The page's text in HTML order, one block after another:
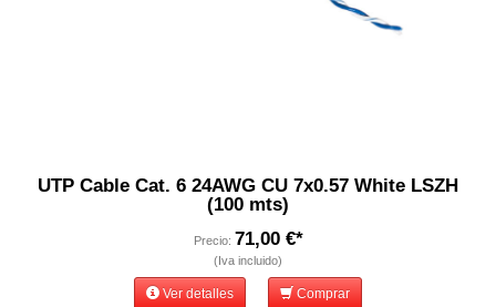
UTP Cable Cat. 6 24AWG CU 7x0.57 White LSZH
(100 mts)
Precio: 71,00 €*
(Iva incluido)
Ver detalles Comprar